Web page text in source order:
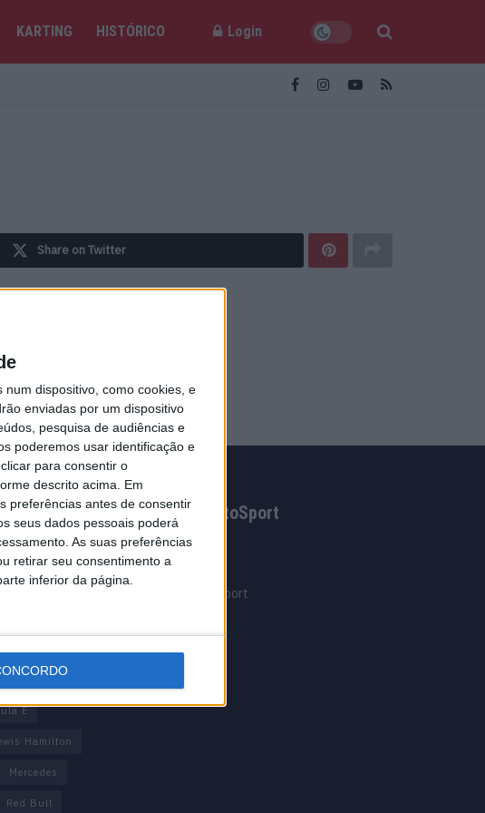
dispositivo, como cookies, e
enviadas por um dispositivo
pesquisa de audiências e
poderemos usar identificação e
para consentir o
descrito acima. Em
preferências antes de consentir
seus dados pessoais poderá
As suas preferências
retirar seu consentimento a
inferior da página.
KARTING HISTÓRICO Login
Share on Twitter
Carlos Sainz
Ferrari
E
Hamilton
Mercedes
Red Bull
Grupo AutoSport
Clube Autosport